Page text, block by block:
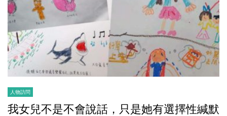
人物訪問
我女兒不是不會說話，只是她有選擇性緘默